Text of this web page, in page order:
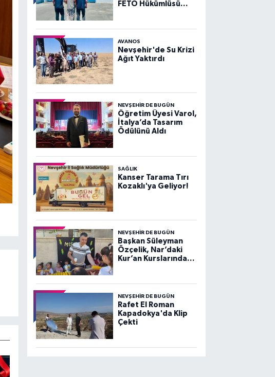
FETÖ Hükümlüsü
AVANOS
Nevşehir'de Su Krizi
Ağıt Yaktırdı
NEVŞEHIR DE BUGÜN
Öğretim Üyesi Varol,
İtalya’da Tasarım
Ödülünü Aldı
SAĞLIK
Kanser Tarama Tırı
Kozaklı'ya Geliyor!
NEVŞEHIR DE BUGÜN
Başkan Süleyman
Özçelik, Nar’daki
Kur’an Kurslarında
NEVŞEHIR DE BUGÜN
Rafet El Roman
Kapadokya'da Klip
Çekti